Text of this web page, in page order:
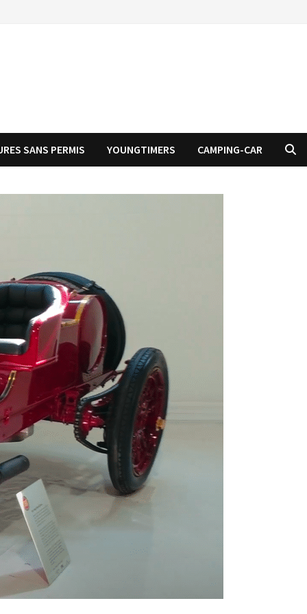
SANS PERMIS YOUNGTIMERS CAMPING-CAR